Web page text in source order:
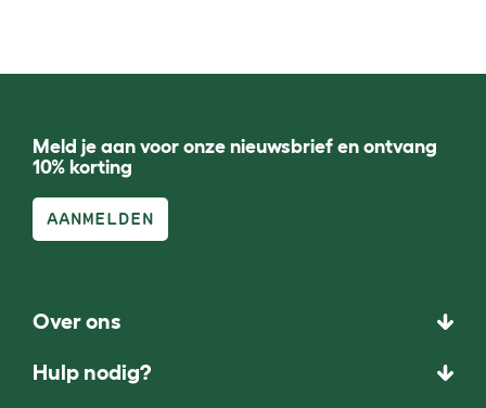
Meld je aan voor onze nieuwsbrief en ontvang
10% korting
AANMELDEN
Over ons
Hulp nodig?